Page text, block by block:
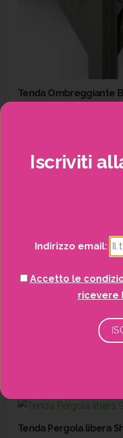
Tenda Ombreggiante
Addossata Shadow
Tenda Pergola libera
Iscriviti
Indirizzo email:
Accetto le
ricevere